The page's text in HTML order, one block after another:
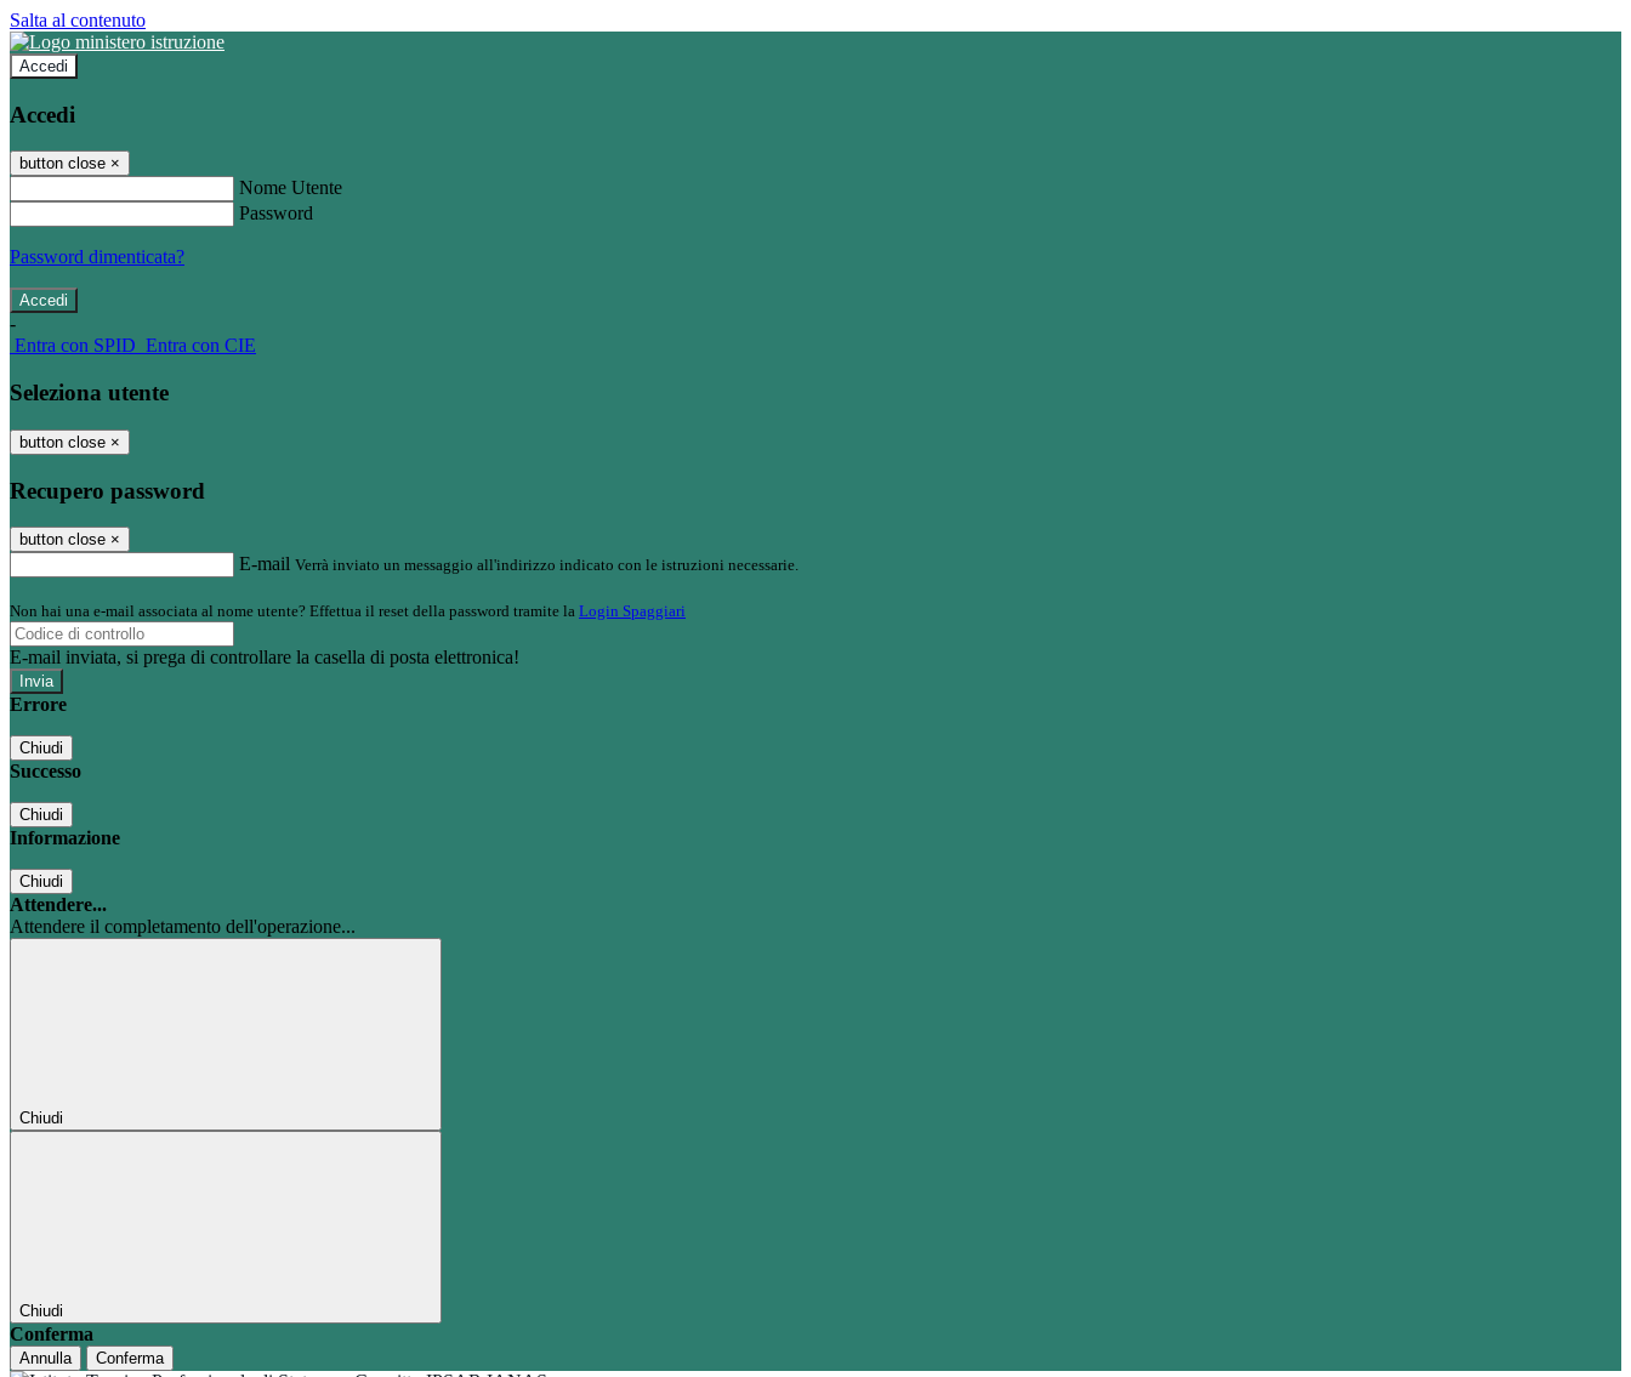
Salta al contenuto
Accedi
Accedi
button close ×
Nome Utente
Password
Password dimenticata?
-
Entra con SPID Entra con CIE
Seleziona utente
button close ×
Recupero password
button close ×
E-mail Verrà inviato un messaggio all'indirizzo indicato con le istruzioni necessarie.
Non hai una e-mail associata al nome utente? Effettua il reset della password tramite la Login Spaggiari
E-mail inviata, si prega di controllare la casella di posta elettronica!
Errore
Chiudi
Successo
Chiudi
Informazione
Chiudi
Attendere...
Attendere il completamento dell'operazione...
Chiudi
Chiudi
Conferma
Annulla Conferma